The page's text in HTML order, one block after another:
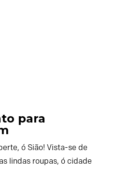
para
ó Sião! Vista-se de
lindas roupas, ó cidade